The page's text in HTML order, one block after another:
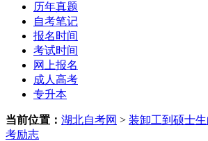
历年真题
自考笔记
报名时间
考试时间
网上报名
成人高考
专升本
当前位置： 湖北自考网 > 装卸工到硕士
考励志